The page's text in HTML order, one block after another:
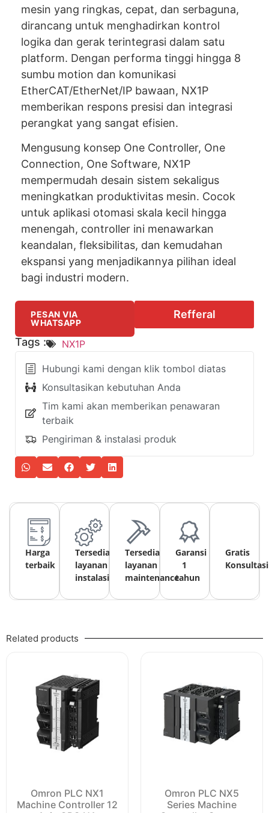
mesin yang ringkas, cepat, dan serbaguna,
dirancang untuk menghadirkan kontrol
logika dan gerak terintegrasi dalam satu
platform. Dengan performa tinggi hingga 8
sumbu motion dan komunikasi
EtherCAT/EtherNet/IP bawaan, NX1P
memberikan respons presisi dan integrasi
perangkat yang sangat efisien.
Mengusung konsep One Controller, One
Connection, One Software, NX1P
mempermudah desain sistem sekaligus
meningkatkan produktivitas mesin. Cocok
untuk aplikasi otomasi skala kecil hingga
menengah, controller ini menawarkan
keandalan, fleksibilitas, dan kemudahan
ekspansi yang menjadikannya pilihan ideal
bagi industri modern.
PESAN VIA
WHATSAPP
Refferal
Tags : NX1P
Hubungi kami dengan klik tombol diatas
Konsultasikan kebutuhan Anda
Tim kami akan memberikan penawaran
terbaik
Pengiriman & instalasi produk
Harga
terbaik
Tersedia
layanan
instalasi
Tersedia
layanan
maintenance
Garansi
1
tahun
Gratis
Konsultasi
Related products
Omron PLC NX1
Machine Controller 12
Omron PLC NX5
Series Machine